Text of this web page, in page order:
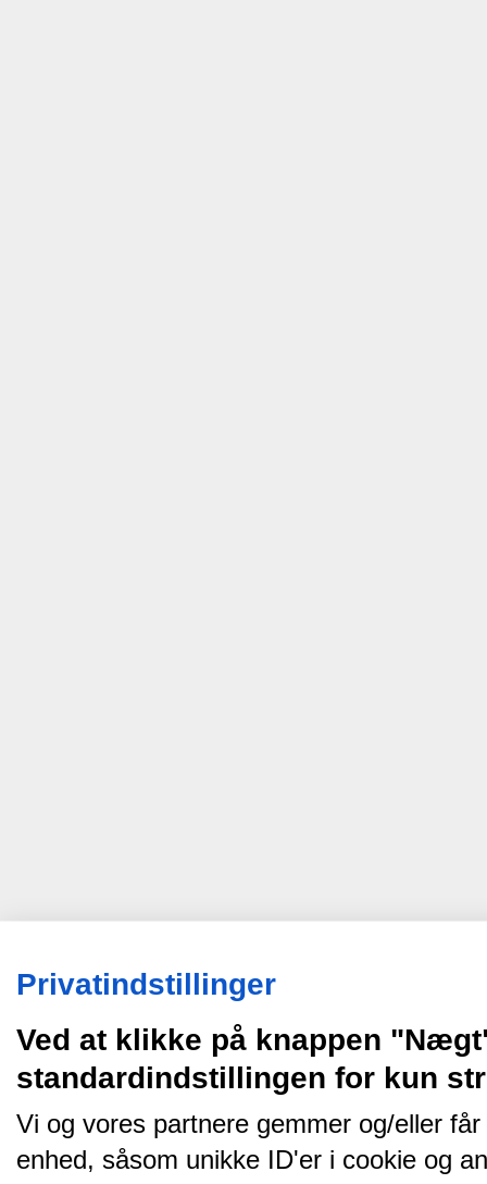
Privatindstillinger
Ved at klikke på knappen
standardindstillingen for kun
Vi og vores partnere gemmer og/eller
enhed, såsom unikke ID'er i cookie og